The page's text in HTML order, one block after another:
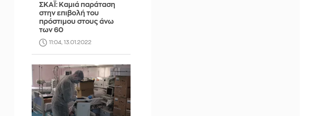
ΣΚΑΪ: Καμιά παράταση
στην επιβολή του
πρόστιμου στους άνω
των 60
11:04, 13.01.2022